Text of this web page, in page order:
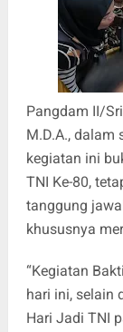
Pangdam II/
M.D.A.,
kegiatan ini
TNI Ke-80,
tanggung
khususnya
“Kegiatan
hari ini, selain
Hari Jadi TNI